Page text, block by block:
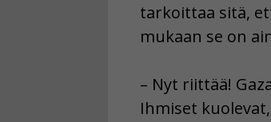
tarkoittaa sitä,
mukaan se on
– Nyt riittää!
Ihmiset